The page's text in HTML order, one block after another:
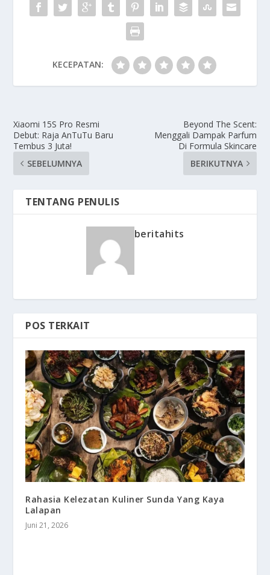
KECEPATAN:
Xiaomi 15S Pro Resmi
Debut: Raja AnTuTu Baru
Tembus 3 Juta!
SEBELUMNYA
Beyond The Scent:
Menggali Dampak Parfum
Di Formula Skincare
BERIKUTNYA
TENTANG PENULIS
beritahits
POS TERKAIT
Rahasia Kelezatan Kuliner Sunda Yang Kaya
Lalapan
Juni 21, 2026